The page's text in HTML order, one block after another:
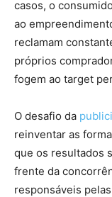
casos, o
ao
reclamam
próprios
fogem ao target
O desafio da
reinventar as
que os resultados
frente da
responsáveis